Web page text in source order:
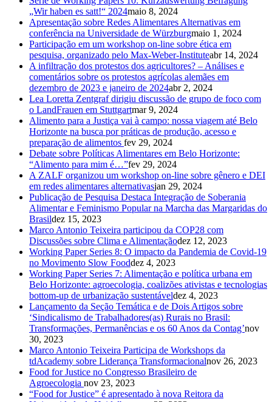
„Wir haben es satt!“ 2024maio 8, 2024
Apresentação sobre Redes Alimentares Alternativas em
conferência na Universidade de Würzburgmaio 1, 2024
Participação em um workshop on-line sobre ética em
pesquisa, organizado pelo Max-Weber-Instituteabr 14, 2024
A infiltração dos protestos dos agricultores? – Análises e
comentários sobre os protestos agrícolas alemães em
dezembro de 2023 e janeiro de 2024abr 2, 2024
Lea Loretta Zentgraf dirigiu discussão de grupo de foco com
o LandFrauen em Stuttgartmar 9, 2024
Alimento para a Justiça vai à campo: nossa viagem até Belo
Horizonte na busca por práticas de produção, acesso e
preparação de alimentos fev 29, 2024
Debate sobre Políticas Alimentares em Belo Horizonte:
“Alimento para mim é…”fev 29, 2024
A ZALF organizou um workshop on-line sobre gênero e DEI
em redes alimentares alternativasjan 29, 2024
Publicação de Pesquisa Destaca Integração de Soberania
Alimentar e Feminismo Popular na Marcha das Margaridas do
Brasildez 15, 2023
Marco Antonio Teixeira participou da COP28 com
Discussões sobre Clima e Alimentaçãodez 12, 2023
Working Paper Series 8: O impacto da Pandemia de Covid-19
no Movimento Slow Fooddez 4, 2023
Working Paper Series 7: Alimentação e política urbana em
Belo Horizonte: agroecologia, coalizões ativistas e tecnologias
bottom-up de urbanização sustentáveldez 4, 2023
Lançamento da Seção Temática e de Dois Artigos sobre
‘Sindicalismo de Trabalhadores(as) Rurais no Brasil:
Transformações, Permanências e os 60 Anos da Contag’nov
30, 2023
Marco Antonio Teixeira Participa de Workshops da
tdAcademy sobre Liderança Transformacionalnov 26, 2023
Food for Justice no Congresso Brasileiro de
Agroecologia nov 23, 2023
“Food for Justice” é apresentado à nova Reitora da